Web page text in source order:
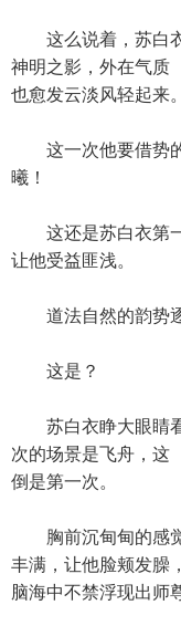
这么说着，苏白衣
神明之影，外在气质
也愈发云淡风轻起来。
这一次他要借势的
曦！
这还是苏白衣第一
让他受益匪浅。
道法自然的韵势
这是？
苏白衣睁大眼睛看
次的场景是飞舟，这
倒是第一次。
胸前沉甸甸的感觉
丰满，让他脸颊发臊，
脑海中不禁浮现出师